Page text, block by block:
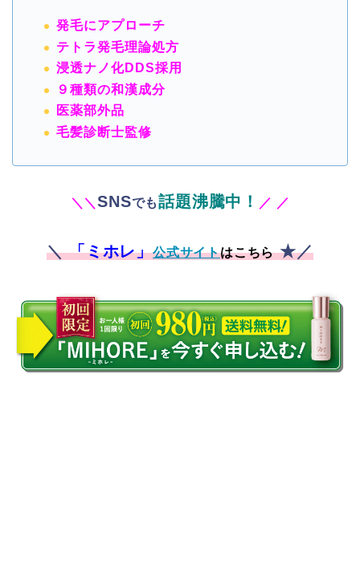
発毛にアプローチ
テトラ発毛理論処方
浸透ナノ化DDS採用
９種類の和漢成分
医薬部外品
毛髪診断士監修
＼ ＼SNSでも話題沸騰中！ ／ ／
＼「ミホレ」公式サイトはこちら★／